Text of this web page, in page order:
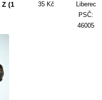
Z (1
35 Kč
Liberec
PSČ:
46005